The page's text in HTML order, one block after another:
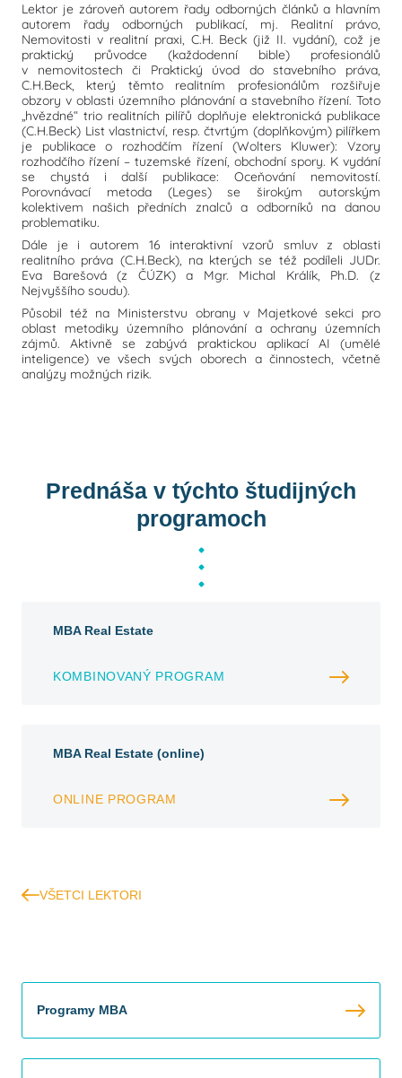
Lektor je zároveň autorem řady odborných článků a hlavním
autorem řady odborných publikací, mj. Realitní právo,
Nemovitosti v realitní praxi, C.H. Beck (již II. vydání), což je
praktický průvodce (každodenní bible) profesionálů
v nemovitostech či Praktický úvod do stavebního práva,
C.H.Beck, který těmto realitním profesionálům rozšiřuje
obzory v oblasti územního plánování a stavebního řízení. Toto
„hvězdné“ trio realitních pilířů doplňuje elektronická publikace
(C.H.Beck) List vlastnictví, resp. čtvrtým (doplňkovým) pilířkem
je publikace o rozhodčím řízení (Wolters Kluwer): Vzory
rozhodčího řízení – tuzemské řízení, obchodní spory. K vydání
se chystá i další publikace: Oceňování nemovitostí.
Porovnávací metoda (Leges) se širokým autorským
kolektivem našich předních znalců a odborníků na danou
problematiku.
Dále je i autorem 16 interaktivní vzorů smluv z oblasti
realitního práva (C.H.Beck), na kterých se též podíleli JUDr.
Eva Barešová (z ČÚZK) a Mgr. Michal Králík, Ph.D. (z
Nejvyššího soudu).
Působil též na Ministerstvu obrany v Majetkové sekci pro
oblast metodiky územního plánování a ochrany územních
zájmů. Aktivně se zabývá praktickou aplikací AI (umělé
inteligence) ve všech svých oborech a činnostech, včetně
analýzy možných rizik.
Prednáša v týchto študijných
programoch
MBA Real Estate
KOMBINOVANÝ PROGRAM
MBA Real Estate (online)
ONLINE PROGRAM
VŠETCI LEKTORI
Programy MBA